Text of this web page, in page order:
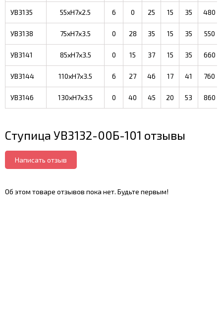
УВ3135 55xH7x2.5 6 0 25 15 35 480
УВ3138 75xH7x3.5 0 28 35 15 35 550
УВ3141 85xH7x3.5 0 15 37 15 35 660
УВ3144 110xH7x3.5 6 27 46 17 41 760
УВ3146 130xH7x3.5 0 40 45 20 53 860
Ступица УВ3132-00Б-101 отзывы
Написать отзыв
Об этом товаре отзывов пока нет. Будьте первым!